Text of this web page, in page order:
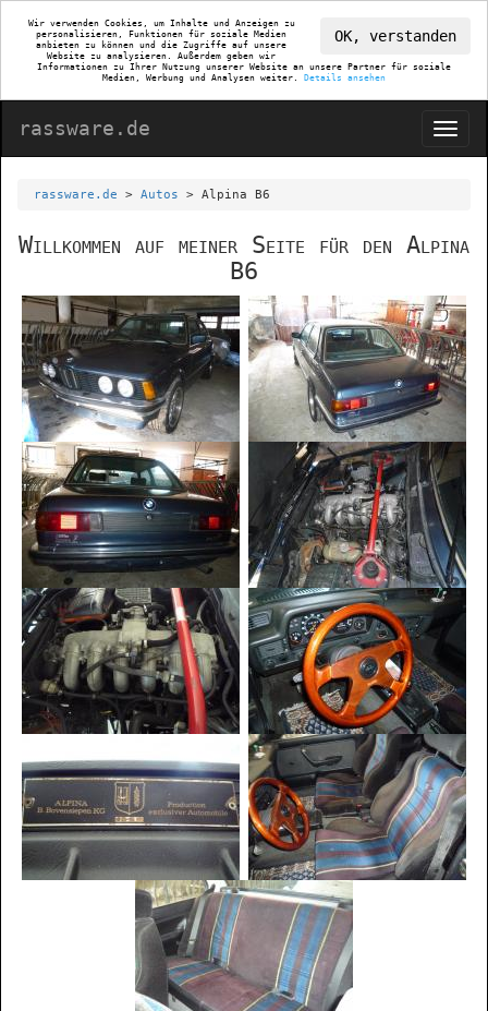
OK, verstanden
Wir verwenden Cookies, um Inhalte und Anzeigen zu
personalisieren, Funktionen für soziale Medien
anbieten zu können und die Zugriffe auf unsere
Website zu analysieren. Außerdem geben wir
Informationen zu Ihrer Nutzung unserer Website an unsere Partner für soziale
Medien, Werbung und Analysen weiter. Details ansehen
rassware.de
rassware.de > Autos > Alpina B6
Willkommen auf meiner Seite für den Alpina
B6